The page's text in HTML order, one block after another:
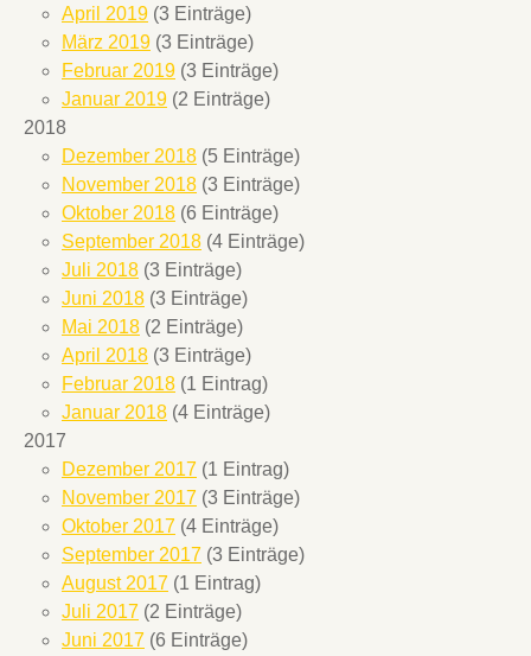
April 2019 (3 Einträge)
März 2019 (3 Einträge)
Februar 2019 (3 Einträge)
Januar 2019 (2 Einträge)
2018
Dezember 2018 (5 Einträge)
November 2018 (3 Einträge)
Oktober 2018 (6 Einträge)
September 2018 (4 Einträge)
Juli 2018 (3 Einträge)
Juni 2018 (3 Einträge)
Mai 2018 (2 Einträge)
April 2018 (3 Einträge)
Februar 2018 (1 Eintrag)
Januar 2018 (4 Einträge)
2017
Dezember 2017 (1 Eintrag)
November 2017 (3 Einträge)
Oktober 2017 (4 Einträge)
September 2017 (3 Einträge)
August 2017 (1 Eintrag)
Juli 2017 (2 Einträge)
Juni 2017 (6 Einträge)